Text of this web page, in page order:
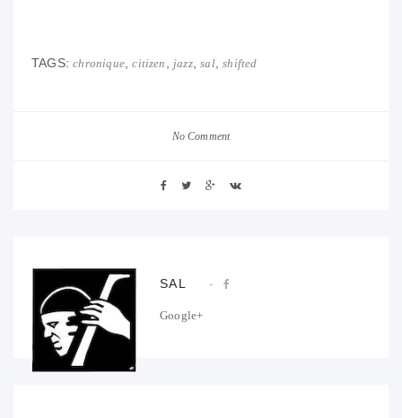
TAGS:chronique,citizen , jazz,sal,shifted
No Comment
SAL
Google+